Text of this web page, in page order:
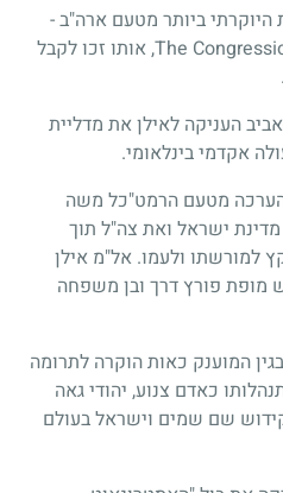
האות היוקרתי ביותר מטעם ארה"ב -
The Congressional Space Medal of Honor, אותו זכו לקבל
תל-אביב העניקה לאילן את מדליית
אקדמי בינלאומי.
אות הערכה מטעם הרמט"כל משה
מדינת ישראל ואת צה"ל תוך
למורשתו ולעמו. אל"מ אילן
מופת פורץ דרך ובן משפחה
פרס בגין המוענק כאות הוקרה לתרומה
כאדם צנוע, יהודי גאה
שם שמים וישראל בעולם